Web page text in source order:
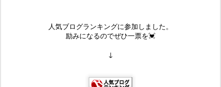
人気ブログランキングに参加しました。
励みになるのでぜひ一票を💓
↓